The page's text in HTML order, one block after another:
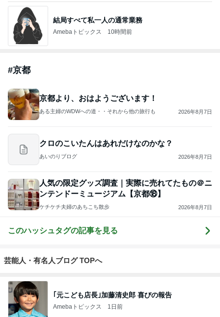
結局すべて私一人の通常業務
Amebaトピックス 10時間前
#京都
京都より、おはようございます！
ある主婦のWDWへの道・・それから他の旅行も 2026年8月7日
クロのこいたんはあれだけなのかな？
あいのりブログ 2026年8月7日
人気の限定グッズ調査｜実際に売れてたもの＠ニ
ンテンドーミュージアム【京都⑱】
ケチケチ夫婦のあちこち散歩 2026年8月7日
このハッシュタグの記事を見る
芸能人・有名人ブログ TOPへ
｢元こども店長｣加藤清史郎 喜びの報告
Amebaトピックス 1日前